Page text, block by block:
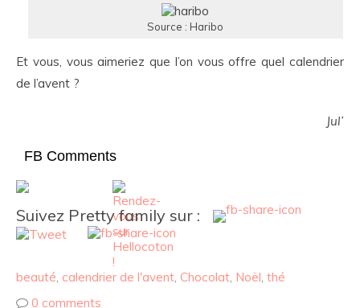
Source : Haribo
Et vous, vous aimeriez que l’on vous offre quel calendrier
de l’avent ?
Jul’
FB Comments
Suivez Pretty family sur :
beauté, calendrier de l'avent, Chocolat, Noël, thé
0 comments